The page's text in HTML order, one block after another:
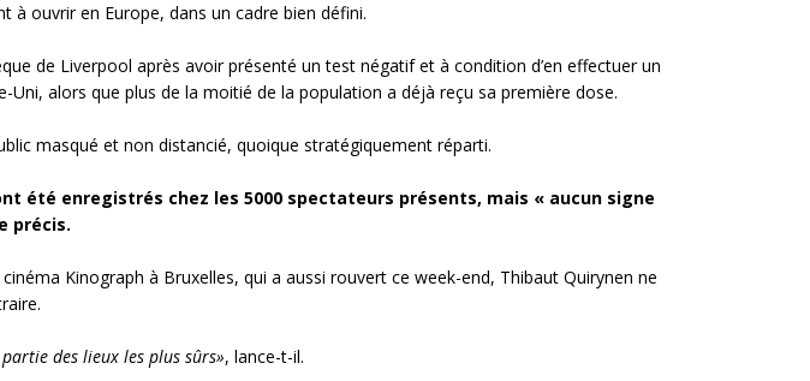
à ouvrir en Europe, dans un cadre bien défini.
de Liverpool après avoir présenté un test négatif et à condition d’en effectuer un
alors que plus de la moitié de la population a déjà reçu sa première dose.
masqué et non distancié, quoique stratégiquement réparti.
été enregistrés chez les 5000 spectateurs présents, mais « aucun signe
précis.
Kinograph à Bruxelles, qui a aussi rouvert ce week-end, Thibaut Quirynen ne
des lieux les plus sûrs», lance-t-il.